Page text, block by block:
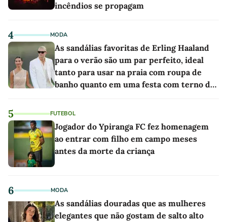
incêndios se propagam
4 MODA
As sandálias favoritas de Erling Haaland
para o verão são um par perfeito, ideal
tanto para usar na praia com roupa de
banho quanto em uma festa com terno de
5 FUTEBOL
Jogador do Ypiranga FC fez homenagem
ao entrar com filho em campo meses
antes da morte da criança
6 MODA
As sandálias douradas que as mulheres
elegantes que não gostam de salto alto